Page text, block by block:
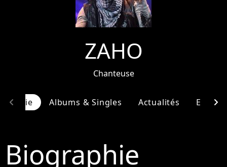
ZAHO
Chanteuse
Albums & Singles Actualités
chevron_left chevron_right
Biographie